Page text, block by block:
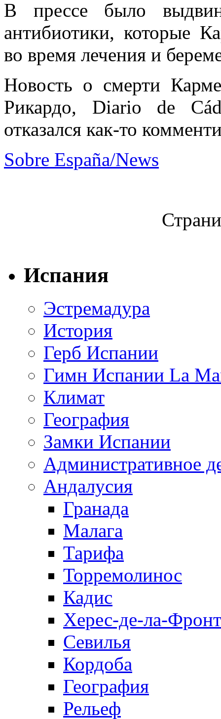
В прессе было
антибиотики, которые
во время лечения и
Новость о смерти
Рикардо, Diario de
отказался как-то
Sobre España/News
Испания
Эстремадура
История
Герб Испании
Гимн Испании La
Климат
География
Замки Испании
Административное
Андалусия
Гранада
Малага
Тарифа
Торремолинос
Кадис
Херес-де-ла-
Севилья
Кордоба
География
Рельеф